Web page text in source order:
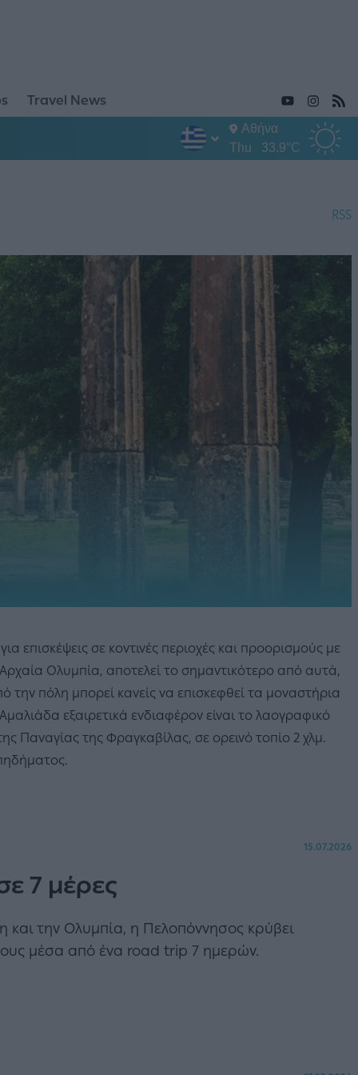
Travel News
Αθήνα
Thu
33.9°C
RSS
σε κοντινές περιοχές και προορισμούς με
Αρχαία Ολυμπία, αποτελεί το σημαντικότερο από αυτά,
πόλη μπορεί κανείς να επισκεφθεί τα μοναστήρια
εξαιρετικά ενδιαφέρον είναι το λαογραφικό
Παναγίας της Φραγκαβίλας, σε ορεινό τοπίο 2 χλμ.
15.07.2026
7 μέρες
την Ολυμπία, η Πελοπόννησος κρύβει
μέσα από ένα road trip 7 ημερών.